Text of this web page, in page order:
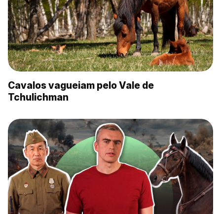
Cavalos vagueiam pelo Vale de
Tchulichman